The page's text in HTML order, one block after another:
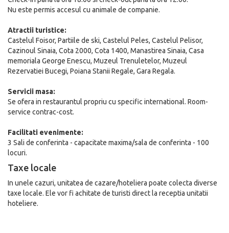
Nu este permis accesul cu animale de companie.
Atractii turistice:
Castelul Foisor, Partiile de ski, Castelul Peles, Castelul Pelisor,
Cazinoul Sinaia, Cota 2000, Cota 1400, Manastirea Sinaia, Casa
memoriala George Enescu, Muzeul Trenuletelor, Muzeul
Rezervatiei Bucegi, Poiana Stanii Regale, Gara Regala.
Servicii masa:
Se ofera in restaurantul propriu cu specific international. Room-
service contrac-cost.
Facilitati evenimente:
3 Sali de conferinta - capacitate maxima/sala de conferinta - 100
locuri.
Taxe locale
In unele cazuri, unitatea de cazare/hoteliera poate colecta diverse
taxe locale. Ele vor fi achitate de turisti direct la receptia unitatii
hoteliere.